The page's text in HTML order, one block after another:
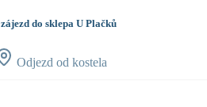
do sklepa U Plačků
Odjezd od kostela